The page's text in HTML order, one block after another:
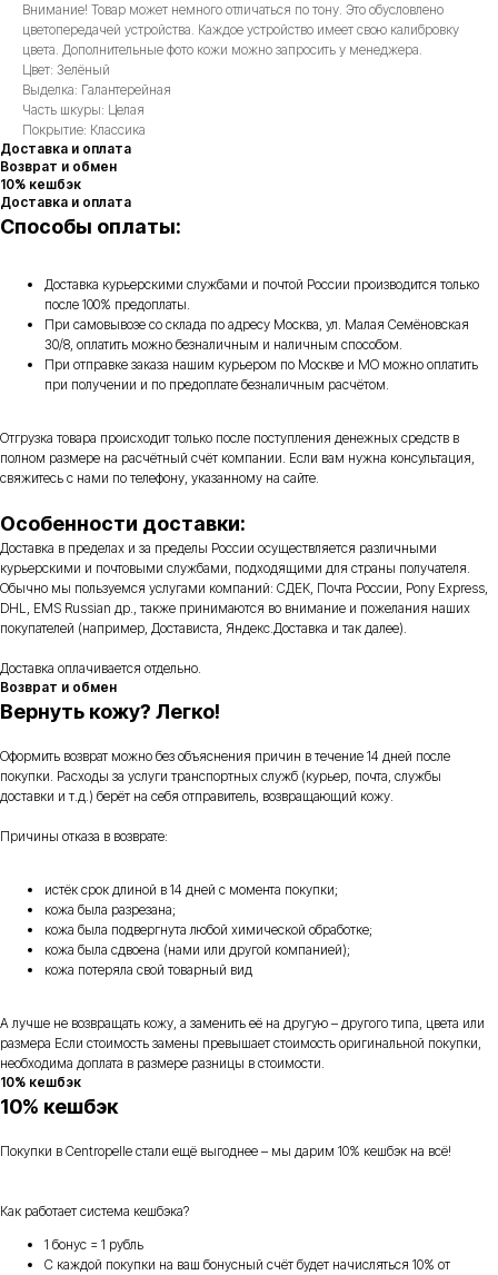
Внимание! Товар может немного отличаться по тону. Это обусловлено
цветопередачей устройства. Каждое устройство имеет свою калибровку
цвета. Дополнительные фото кожи можно запросить у менеджера.
Цвет: Зелёный
Выделка: Галантерейная
Часть шкуры: Целая
Покрытие: Классика
Доставка и оплата
Возврат и обмен
10% кешбэк
Доставка и оплата
Способы оплаты:
Доставка курьерскими службами и почтой России производится только
после 100% предоплаты.
При самовывозе со склада по адресу Москва, ул. Малая Семёновская
30/8, оплатить можно безналичным и наличным способом.
При отправке заказа нашим курьером по Москве и МО можно оплатить
при получении и по предоплате безналичным расчётом.
Отгрузка товара происходит только после поступления денежных средств в
полном размере на расчётный счёт компании. Если вам нужна консультация,
свяжитесь с нами по телефону, указанному на сайте.
Особенности доставки:
Доставка в пределах и за пределы России осуществляется различными
курьерскими и почтовыми службами, подходящими для страны получателя.
Обычно мы пользуемся услугами компаний: СДЕК, Почта России, Pony Express,
DHL, EMS Russian др., также принимаются во внимание и пожелания наших
покупателей (например, Достависта, Яндекс.Доставка и так далее).
Доставка оплачивается отдельно.
Возврат и обмен
Вернуть кожу? Легко!
Оформить возврат можно без объяснения причин в течение 14 дней после
покупки. Расходы за услуги транспортных служб (курьер, почта, службы
доставки и т.д.) берёт на себя отправитель, возвращающий кожу.
Причины отказа в возврате:
истёк срок длиной в 14 дней с момента покупки;
кожа была разрезана;
кожа была подвергнута любой химической обработке;
кожа была сдвоена (нами или другой компанией);
кожа потеряла свой товарный вид
А лучше не возвращать кожу, а заменить её на другую – другого типа, цвета или
размера Если стоимость замены превышает стоимость оригинальной покупки,
необходима доплата в размере разницы в стоимости.
10% кешбэк
10% кешбэк
Покупки в Centropelle стали ещё выгоднее – мы дарим 10% кешбэк на всё!
Как работает система кешбэка?
1 бонус = 1 рубль
С каждой покупки на ваш бонусный счёт будет начисляться 10% от